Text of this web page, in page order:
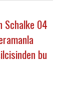
Schalke 04
bu